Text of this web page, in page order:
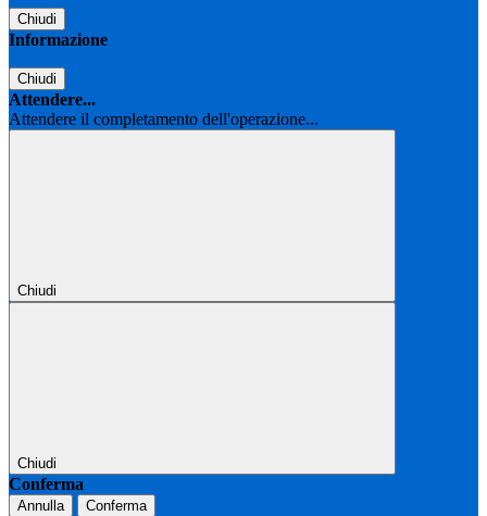
Chiudi
Informazione
Chiudi
Attendere...
Attendere il completamento dell'operazione...
Chiudi
Chiudi
Conferma
Annulla Conferma